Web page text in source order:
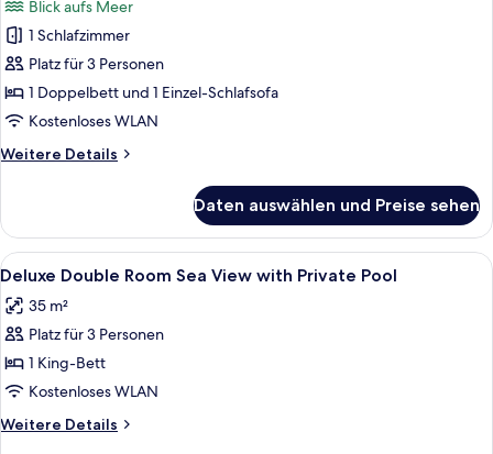
with
Private
für
Deluxe
Villa
Sea
View
Private
Blick aufs Meer
1 Schlafzimmer
Platz für 3 Personen
1 Doppelbett und 1 Einzel-Schlafsofa
Kostenloses WLAN
Weitere Details
Weitere
Villa
Sea
View
Private
Pool
Daten auswählen und Preise sehen
Alle
Fotos
für
Deluxe
Double
Room
Sea
View
Ein Hotelzimmer mit Bett, einer
5
Deluxe Double Room Sea View with Private Pool
35 m²
Platz für 3 Personen
1 King-Bett
Kostenloses WLAN
Weitere Details
Weitere